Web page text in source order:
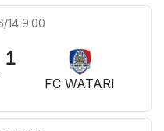
14 9:00
FC WATARI